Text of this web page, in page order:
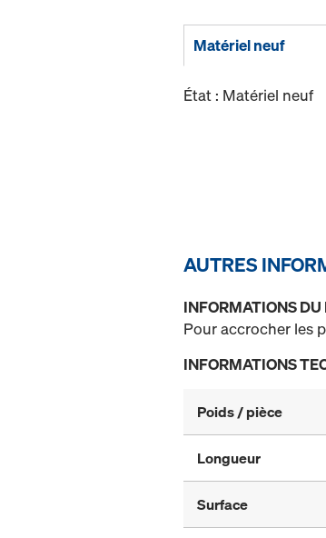
Matériel neuf
État : Matériel neuf
AUTRES
INFORMATIONS
Pour accrocher les
INFORMATIONS
Poids / pièce
Longueur
Surface